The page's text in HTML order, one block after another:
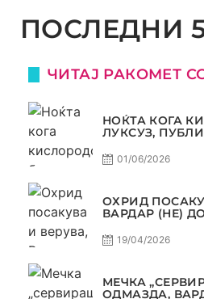
ПОСЛЕДНИ
ЧИТАЈ РАКОМЕТ
НОЌТА КОГА
ЛУКСУЗ,
01/06/2026
ОХРИД
ВАРДАР (НЕ)
19/04/2026
МЕЧКА
ОДМАЗДА,